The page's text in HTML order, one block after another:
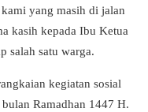
yang masih di jalan
kasih kepada Ibu Ketua
salah satu warga.
kegiatan sosial
Ramadhan 1447 H.